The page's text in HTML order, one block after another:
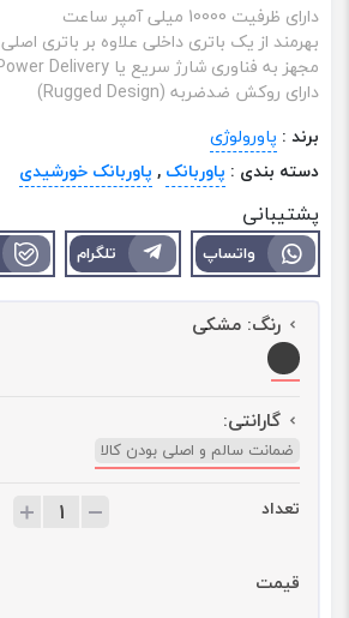
دارای ظرفیت 10000 میلی آمپر ساعت
بهرمند از یک باتری داخلی علاوه بر باتری اصلی
مجهز به فناوری شارژ سریع یا Power Delivery
دارای روکش ضدضربه (Rugged Design)
برند : پاورولوژی
دسته بندی : پاوربانک , پاوربانک خورشیدی
پشتیبانی
واتساپ تلگرام
رنگ: مشکی
گارانتی:
ضمانت سالم و اصلی بودن کالا
تعداد
قیمت